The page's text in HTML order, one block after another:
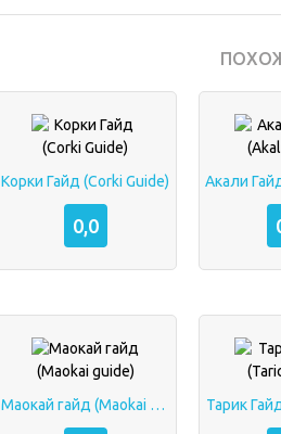
Корки Гайд (Corki Guide)
0,0
Акали
Маокай гайд (Maokai guide)
Тарик